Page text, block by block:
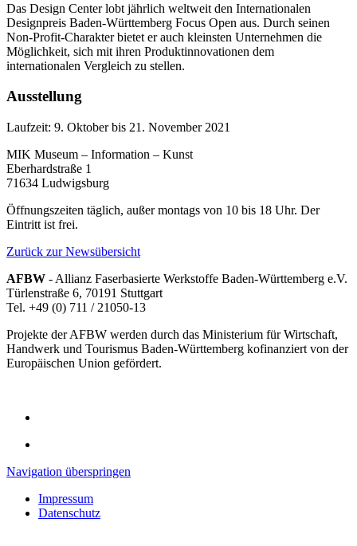
Das Design Center lobt jährlich weltweit den Internationalen
Designpreis Baden-Württemberg Focus Open aus. Durch seinen
Non-Profit-Charakter bietet er auch kleinsten Unternehmen die
Möglichkeit, sich mit ihren Produktinnovationen dem
internationalen Vergleich zu stellen.
Ausstellung
Laufzeit: 9. Oktober bis 21. November 2021
MIK Museum – Information – Kunst
Eberhardstraße 1
71634 Ludwigsburg
Öffnungszeiten täglich, außer montags von 10 bis 18 Uhr. Der
Eintritt ist frei.
Zurück zur Newsübersicht
AFBW - Allianz Faserbasierte Werkstoffe Baden-Württemberg e.V.
Türlenstraße 6, 70191 Stuttgart
Tel. +49 (0) 711 / 21050-13
Projekte der AFBW werden durch das Ministerium für Wirtschaft,
Handwerk und Tourismus Baden-Württemberg kofinanziert von der
Europäischen Union gefördert.
Navigation überspringen
Impressum
Datenschutz